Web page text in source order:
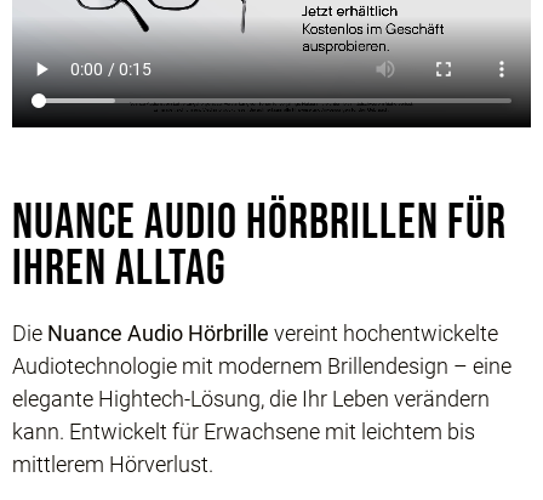
NUANCE AUDIO HÖR­BRILLEN FÜR
IHREN ALLTAG
Die Nuance Audio Hörbrille vereint hochentwickelte
Audiotechnologie mit modernem Brillendesign – eine
elegante Hightech-Lösung, die Ihr Leben verändern
kann. Entwickelt für Erwachsene mit leichtem bis
mittlerem Hörverlust.